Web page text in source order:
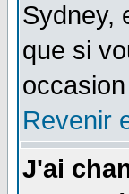
Sydney,
que si
Revenir
J'ai